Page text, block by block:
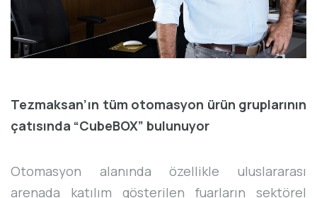
Tezmaksan’ın tüm otomasyon ürün gruplarının
çatısında “CubeBOX” bulunuyor
Otomasyon alanında özellikle uluslararası
arenada katılım gösterilen fuarların sektörel